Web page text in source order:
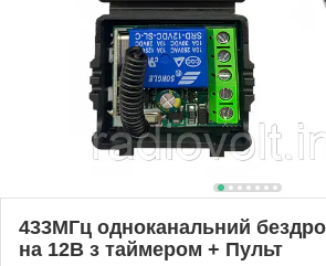
433МГц одноканальний
на 12В з таймером + Пульт